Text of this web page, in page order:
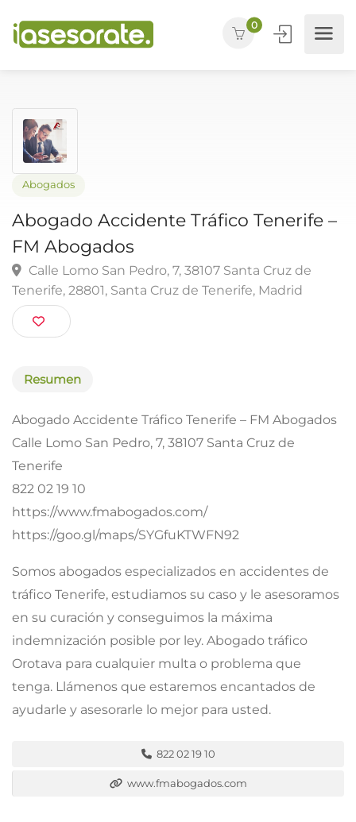
0
Abogado Accidente Tráfico Tenerife
FM Abogados
Calle Lomo San Pedro, 7, 38107 Santa Cruz de
Tenerife, 28801, Santa Cruz de Tenerife, Madrid
Resumen
Abogado Accidente Tráfico Tenerife – FM Abogados
Calle Lomo San Pedro, 7, 38107 Santa Cruz de
Tenerife
822 02 19 10
https://www.fmabogados.com/
https://goo.gl/maps/SYGfuKTWFN92
Somos abogados especializados en accidentes de
tráfico Tenerife, estudiamos su caso y le asesoramos
en su curación y conseguimos la máxima
indemnización posible por ley. Abogado tráfico
Orotava para cualquier multa o problema que
tenga. Llámenos que estaremos encantados de
ayudarle y asesorarle lo mejor para usted.
822 02 19 10
www.fmabogados.com